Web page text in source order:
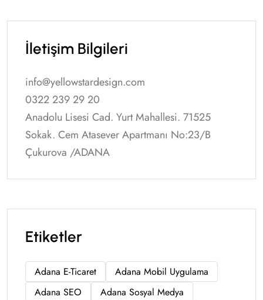
İletişim Bilgileri
info@yellowstardesign.com
0322 239 29 20
Anadolu Lisesi Cad. Yurt Mahallesi. 71525
Sokak. Cem Atasever Apartmanı No:23/B
Çukurova /ADANA
Etiketler
Adana E-Ticaret
Adana Mobil Uygulama
Adana SEO
Adana Sosyal Medya